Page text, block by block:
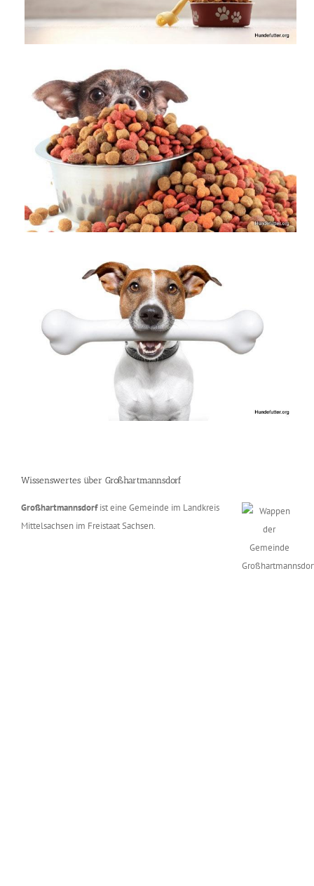
Wissenswertes über Großhartmannsdorf
Großhartmannsdorfist eine Gemeinde im Landkreis
Mittelsachsen im Freistaat Sachsen.